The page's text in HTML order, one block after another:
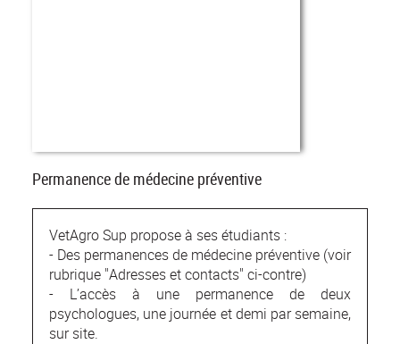
Permanence de médecine préventive
VetAgro Sup propose à ses étudiants :
- Des permanences de médecine préventive (voir
rubrique "Adresses et contacts" ci-contre)
- L’accès à une permanence de deux
psychologues, une journée et demi par semaine,
sur site.